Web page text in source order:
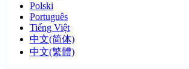
Polski
Português
Tiếng Việt
中文(简体)
中文(繁體)